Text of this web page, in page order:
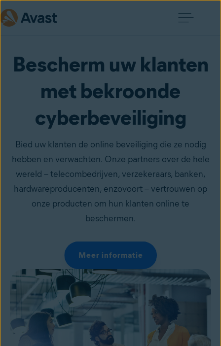
Bescherm uw klanten
met bekroonde
cyberbeveiliging
Bied uw klanten de online beveiliging die ze nodig
hebben en verwachten. Onze partners over de hele
wereld – telecombedrijven, verzekeraars, banken,
hardwareproducenten, enzovoort – vertrouwen op
onze producten om hun klanten online te
beschermen.
Meer informatie